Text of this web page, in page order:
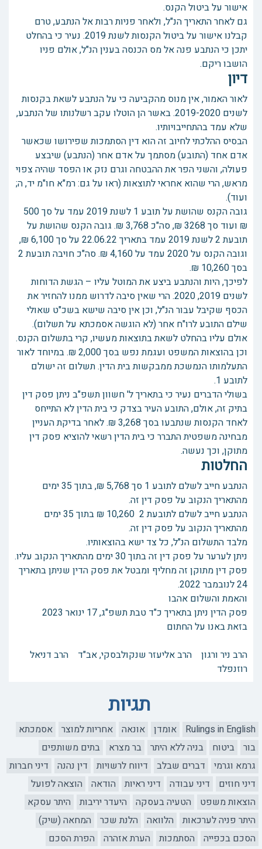
אישור על ביטול הקנס.
גם לאחר התאריך הנ"ל, ולאחר פניות רבות אל הנתבע, טרם
קבלנו אישור על ביטול הקנסות לשנת 2019. נעיר כי בהחלט
יתכן כי הנתבע פנה אל מס הכנסה בענין הנ"ל, אולם פניו
הושבו ריקם.
דיון
לאור האמור, אין מנוס מהקביעה כי על הנתבע לשאת בקנסות
לשנים 2019-2020. באשר הן הוטלו עקב רשלנותו של הנתבע,
שלא עמד בהתחייבויותיו.
הבסיס ההלכתי לחיוב זה הוא דין הסתמכות שפירושו שכאשר
אדם אחד (התובע) מסתמך על אדם אחר (הנתבע) שיבצע
פעולה, והשני הפר את ההבטחה וגרם נזק או הפסד שהיה צפוי
מראש, הרי שהוא אחראי לתוצאות (ראו על גם: רמ"א חו"מ יד, ה;
ועוד).
גובה הקנס שהושת על תובע 1 לשנת 2019 עמד על סך 500
₪ ועוד סך 3268 ₪, סה"כ 3,768 ₪. גובה הקנס שהושת על
תובעת 2 לשנת 2019 עמד בתאריך 22.06.22 על סך 6,100 ₪,
וגובה הקנס על 2020 עמד על 4,160 ₪. סה"כ חויבה תובעת 2
בסך 10,260 ₪.
לפיכך, היות והנתבע ביצע את המוטל עליו – הגשת הדוחות
לשנים 2019, 2020. הרי שאין סיבה לדרוש ממנו להחזיר את
הכסף שקיבל עבור הנ"ל, וכן אין סיבה שישא בשכ"ט שאולי
שילם התובע לרו"ח אחר (לא הוגשה אסמכתא על תשלום).
אולם עליו בהחלט לשאת בתוצאות מעשיו, קרי בתשלום הקנס.
וכן בהוצאות המשפט ועגמת נפש בסך 2,000 ₪. במיוחד לאור
התעלמותו הנמשכת ממבקשות בית הדין. תשלום זה ישולם
לתובע 1.
בשולי הדברים נעיר כי בתאריך ל' חשוון תשפ"ב ניתן פסק דין
בתיק זה, אולם, התובע העיר בצדק כי בית הדין לא התייחס
לאחד הקנסות שנתבעו בסך 3,268 ₪. לאחר בדיקת העניין
מבחינה משפטית התברר כי בית הדין רשאי להוציא פסק דין
מתוקן, וכך נעשה.
החלטות
הנתבע חייב לשלם לתובע 1 סך 5,768 ₪, בתוך 35 ימים
מהתאריך הנקוב על פסק דין זה.
הנתבע חייב לשלם לתובעת 2 10,260 ₪ בתוך 35 ימים
מהתאריך הנקוב על פסק דין זה.
מלבד התשלום הנ"ל, כל צד ישא בהוצאותיו.
ניתן לערער על פסק דין זה בתוך 30 ימים מהתאריך הנקוב עליו.
פסק דין מתוקן זה מחליף ומבטל את פסק הדין שניתן בתאריך
24 לנובמבר 2022.
והאמת והשלום אהבו
פסק הדין ניתן בתאריך כ"ד טבת תשפ"ג, ‏17 ינואר 2023
בזאת באנו על החתום
הרב ניר ורגון הרב אליעזר שנקולבסקי, אב"ד הרב דניאל
רוזנפלד
תגיות
Rulings in English אומדן אונאה אחריות למוצר
אסמכתא
בור
ביטוח בניה ללא היתר בר מצרא
בתים משותפים
גרמא וגרמי
דברים שבלב דיווח לרשויות דין נהנה
דיני חברות
דיני חוזים
דיני עבודה דיני ראיות הודאה
הוצאה לפועל
הוצאות משפט
הטעיה בעסקה היעדר יריבות
היתר עסקא
היתר פניה לערכאות
הלוואה הלנת שכר
המחאה (שיק)
הסכם בכפייה
הסתמכות הערת אזהרה
הפרת הסכם